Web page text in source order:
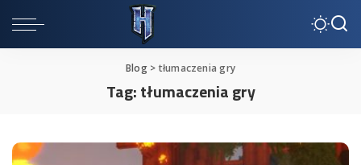
Blog> tłumaczenia gry
Tag:tłumaczenia gry